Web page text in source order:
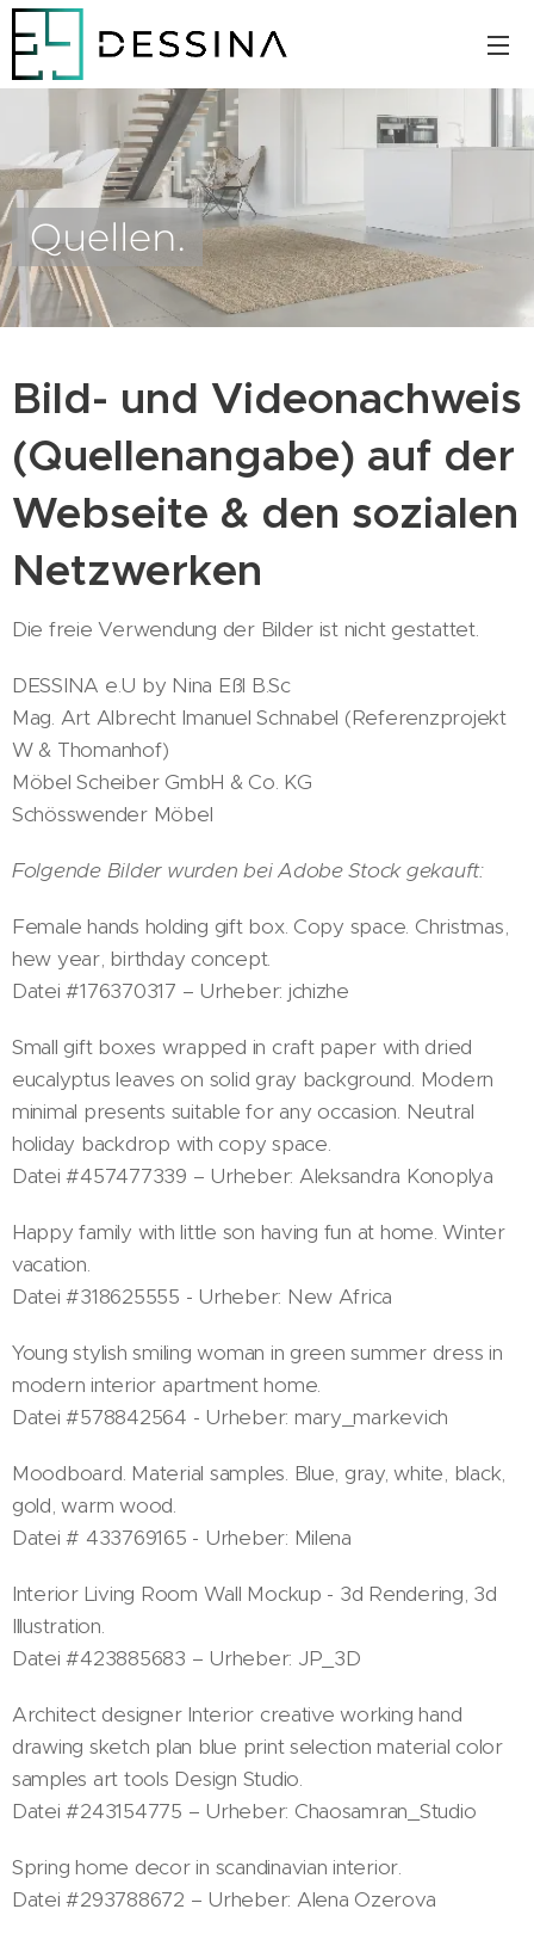
Quellen.
Bild- und Videonachweis
(Quellenangabe) auf der
Webseite & den sozialen
Netzwerken
Die freie Verwendung der Bilder ist nicht gestattet.
DESSINA e.U by Nina Eßl B.Sc
Mag. Art Albrecht Imanuel Schnabel (Referenzprojekt
W & Thomanhof)
Möbel Scheiber GmbH & Co. KG
Schösswender Möbel
Folgende Bilder wurden bei Adobe Stock gekauft:
Female hands holding gift box. Copy space. Christmas,
hew year, birthday concept.
Datei #176370317 – Urheber: jchizhe
Small gift boxes wrapped in craft paper with dried
eucalyptus leaves on solid gray background. Modern
minimal presents suitable for any occasion. Neutral
holiday backdrop with copy space.
Datei #457477339 – Urheber: Aleksandra Konoplya
Happy family with little son having fun at home. Winter
vacation.
Datei #318625555 - Urheber: New Africa
Young stylish smiling woman in green summer dress in
modern interior apartment home.
Datei #578842564 - Urheber: mary_markevich
Moodboard. Material samples. Blue, gray, white, black,
gold, warm wood.
Datei # 433769165 - Urheber: Milena
Interior Living Room Wall Mockup - 3d Rendering, 3d
Illustration.
Datei #423885683 – Urheber: JP_3D
Architect designer Interior creative working hand
drawing sketch plan blue print selection material color
samples art tools Design Studio.
Datei #243154775 – Urheber: Chaosamran_Studio
Spring home decor in scandinavian interior.
Datei #293788672 – Urheber: Alena Ozerova